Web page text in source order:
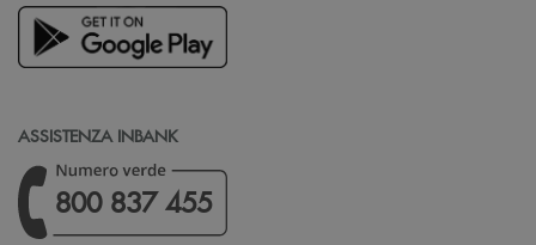
ASSISTENZA INBANK
800 837 455